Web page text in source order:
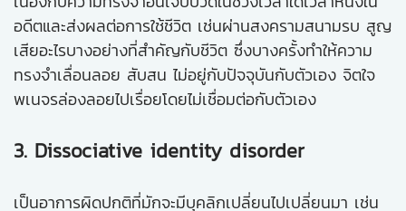
อดีตและส่งผลต่อการใช้ชีวิต เช่นผ่านสงครามสนามรบ สูญ
เสียอะไรบางอย่างที่สำคัญกับชีวิต ซึ่งบางครั้งทำให้ความ
ทรงจำเลื่อนลอย สับสน ไม่อยู่กับปัจจุบันกับตัวเอง จิตใจ
พเนจรล่องลอยไปเรื่อยโดยไม่เชื่อมต่อกับตัวเอง
3. Dissociative identity disorder
เป็นอาการผิดปกติที่มักจะมีบุคลิกเปลี่ยนไปเปลี่ยนมา เช่น